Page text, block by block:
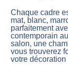
Chaque cadre
mat, blanc,
parfaitement
contemporain
salon, une
vous trouverez
votre décoration